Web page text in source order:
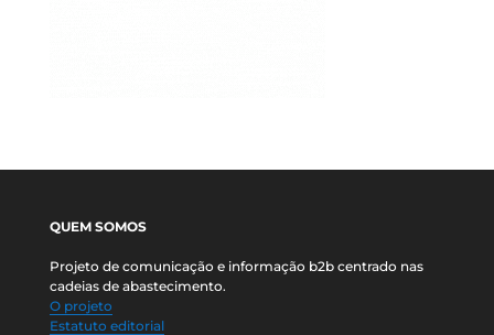
QUEM SOMOS
Projeto de comunicação e informação b2b centrado nas
cadeias de abastecimento.
O projeto
Estatuto editorial